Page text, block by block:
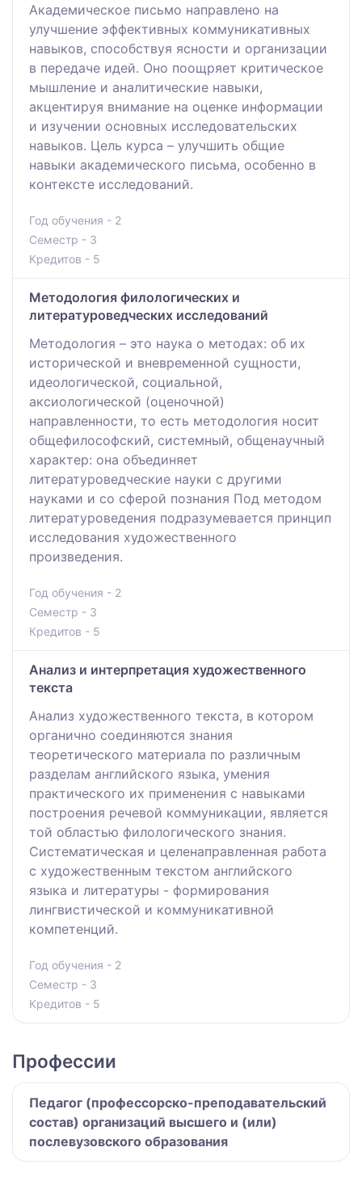
Академическое письмо направлено на
улучшение эффективных коммуникативных
навыков, способствуя ясности и организации
в передаче идей. Оно поощряет критическое
мышление и аналитические навыки,
акцентируя внимание на оценке информации
и изучении основных исследовательских
навыков. Цель курса – улучшить общие
навыки академического письма, особенно в
контексте исследований.
Год обучения - 2
Семестр - 3
Кредитов - 5
Методология филологических и
литературоведческих исследований
Методология – это наука о методах: об их
исторической и вневременной сущности,
идеологической, социальной,
аксиологической (оценочной)
направленности, то есть методология носит
общефилософский, системный, общенаучный
характер: она объединяет
литературоведческие науки с другими
науками и со сферой познания Под методом
литературоведения подразумевается принцип
исследования художественного
произведения.
Год обучения - 2
Семестр - 3
Кредитов - 5
Анализ и интерпретация художественного
текста
Анализ художественного текста, в котором
органично соединяются знания
теоретического материала по различным
разделам английского языка, умения
практического их применения с навыками
построения речевой коммуникации, является
той областью филологического знания.
Систематическая и целенаправленная работа
с художественным текстом английского
языка и литературы - формирования
лингвистической и коммуникативной
компетенций.
Год обучения - 2
Семестр - 3
Кредитов - 5
Профессии
Педагог (профессорско-преподавательский
состав) организаций высшего и (или)
послевузовского образования